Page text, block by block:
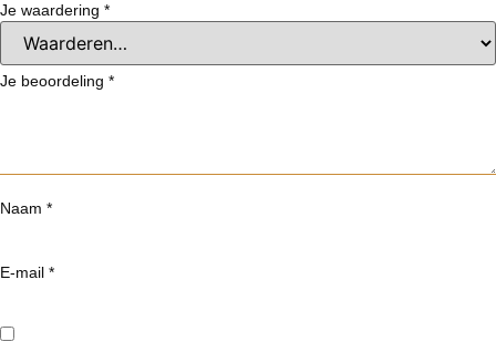
Je waardering *
Je beoordeling *
Naam *
E-mail *